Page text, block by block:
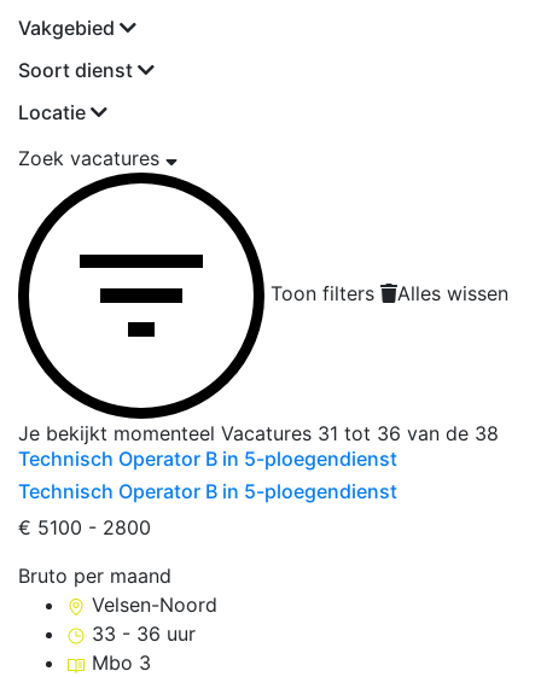
Vakgebied
Soort dienst
Locatie
Zoek vacatures
Toon filters Alles wissen
Je bekijkt momenteel Vacatures 31 tot 36 van de 38
Technisch Operator B in 5-ploegendienst
Technisch Operator B in 5-ploegendienst
€ 5100 - 2800
Bruto per maand
Velsen-Noord
33 - 36 uur
Mbo 3